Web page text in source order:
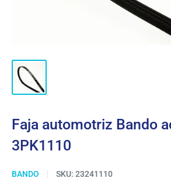
Faja automotriz Bando
3PK1110
BANDO SKU: 23241110